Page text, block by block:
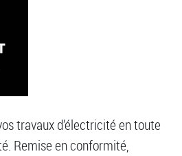
travaux d’électricité en toute
Remise en conformité,